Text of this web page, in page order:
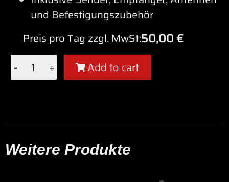
und Befestigungszubehör
Preis pro Tag zzgl. MwSt:50,00€
- +
Add to cart
Weitere Produkte